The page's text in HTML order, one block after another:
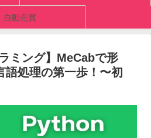
自動売買
ミング】MeCabで形
語処理の第一歩！〜初